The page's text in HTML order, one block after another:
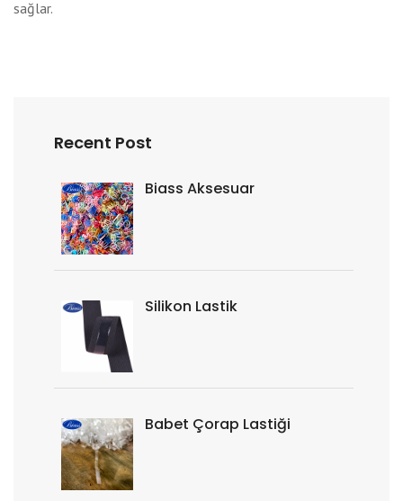
sağlar.
Recent Post
Biass Aksesuar
Silikon Lastik
Babet Çorap Lastiği